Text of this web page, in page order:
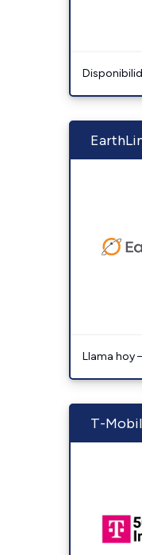
Llama hoy
T-